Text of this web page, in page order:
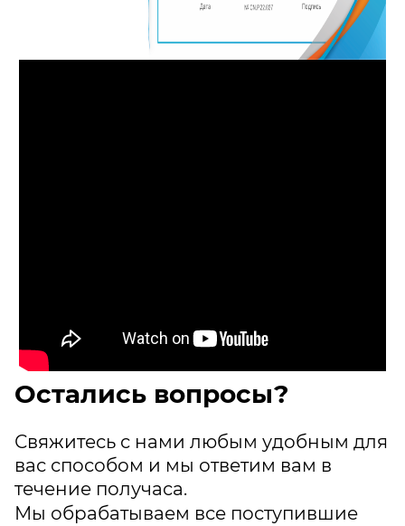
Остались вопросы?
Свяжитесь с нами любым удобным для
вас способом и мы ответим вам в
течение получаса.
Мы обрабатываем все поступившие